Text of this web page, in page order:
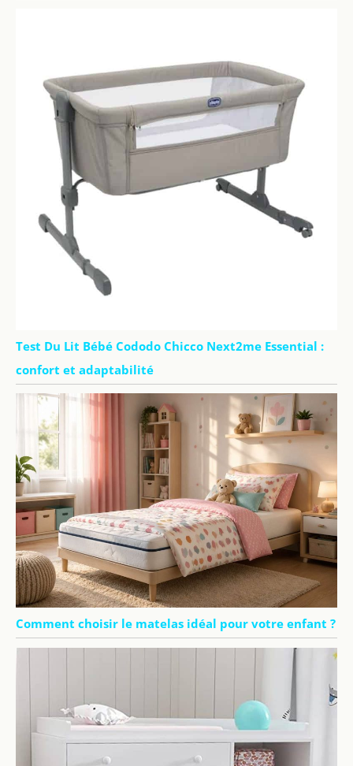
Test Du Lit Bébé Cododo Chicco Next2me Essential :
confort et adaptabilité
Comment choisir le matelas idéal pour votre enfant ?